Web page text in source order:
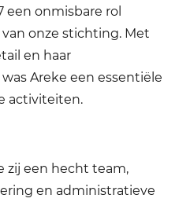
een onmisbare rol
onze stichting. Met
en haar
Areke een essentiële
activiteiten.
zij een hecht team,
en administratieve